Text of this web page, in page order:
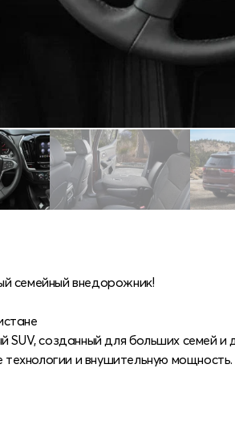
семейный внедорожник!
созданный для больших семей и
и внушительную мощность.